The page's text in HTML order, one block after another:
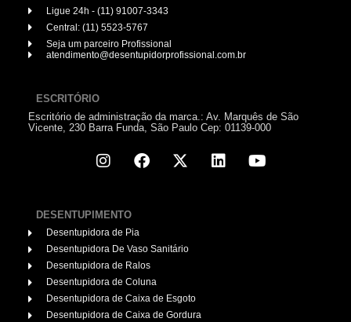
Ligue 24h - (11) 91007-3343
Central: (11) 5523-5767
Seja um parceiro Profissional
atendimento@desentupidorprofissional.com.br
ESCRITÓRIO
Escritório de administração da marca.: Av. Marquês de São
Vicente, 230 Barra Funda, São Paulo Cep: 01139-000
DESENTUPIMENTO
Desentupidora de Pia
Desentupidora De Vaso Sanitário
Desentupidora de Ralos
Desentupidora de Coluna
Desentupidora de Caixa de Esgoto
Desentupidora de Caixa de Gordura